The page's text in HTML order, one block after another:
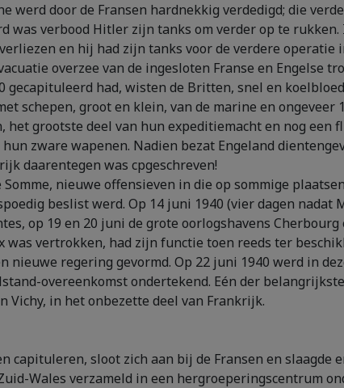
werd door de Fransen hardnekkig verdedigd; die
was verbood Hitler zijn tanks om verder op te
en hij had zijn tanks voor de verdere
overzee van de ingesloten Franse en Engelse
gecapituleerd had, wisten de Britten, snel en
schepen, groot en klein, van de marine en
het grootste deel van hun expeditiemacht en nog
zware wapenen. Nadien bezat Engeland
daarentegen was cpgeschreven!
nieuwe offensieven in die op sommige
beslist werd. Op 14 juni 1940 (vier dagen
op 19 en 20 juni de grote oorlogshavens
was vertrokken, had zijn functie toen reeds ter
nieuwe regering gevormd. Op 22 juni 1940 werd in
overeenkomst ondertekend. Eén der
Vichy, in het onbezette deel van Frankrijk.
capituleren, sloot zich aan bij de Fransen en
Wales verzameld in een hergroeperingscentrum